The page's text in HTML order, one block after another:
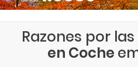
Razones por
en Coche